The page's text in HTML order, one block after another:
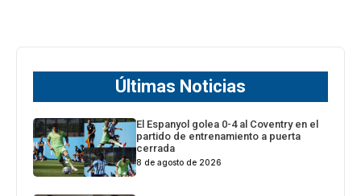
Últimas Noticias
El Espanyol golea 0-4 al Coventry en el
partido de entrenamiento a puerta
cerrada
8 de agosto de 2026